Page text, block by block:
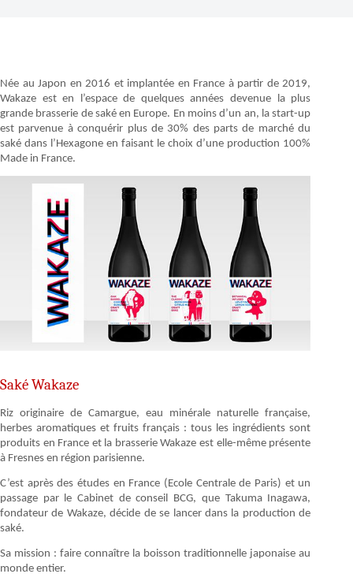
Née au Japon en 2016 et implantée en France à partir de 2019,
Wakaze est en l’espace de quelques années devenue la plus
grande brasserie de saké en Europe. En moins d’un an, la start-up
est parvenue à conquérir plus de 30% des parts de marché du
saké dans l’Hexagone en faisant le choix d’une production 100%
Made in France.
Saké Wakaze
Riz originaire de Camargue, eau minérale naturelle française,
herbes aromatiques et fruits français : tous les ingrédients sont
produits en France et la brasserie Wakaze est elle-même présente
à Fresnes en région parisienne.
C’est après des études en France (Ecole Centrale de Paris) et un
passage par le Cabinet de conseil BCG, que Takuma Inagawa,
fondateur de Wakaze, décide de se lancer dans la production de
saké.
Sa mission : faire connaître la boisson traditionnelle japonaise au
monde entier.